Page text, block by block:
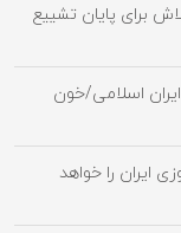
برای پایان تشییع
اسلامی/خون
ایران را خواهد